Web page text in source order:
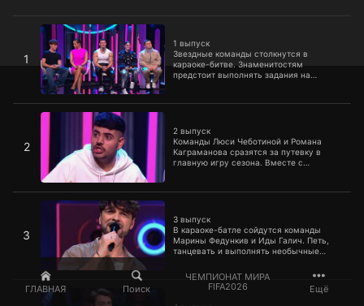
ГЛАВНАЯ Поиск
ЧЕМПИОНАТ МИРА
FIFA2026
Ещё
1
1 выпуск
Звездные команды столкнутся в
караоке-битве. Знаменитостям
предстоит выполнять задания на
музыкальную схватку будет Гарик
1 выпуск
2
2 выпуск
Команды Люси Чеботиной и Романа
Каграманова сразятся за путевку в
главную игру сезона. Вместе с
Антон Иванов, Toxi$, Socrat, Аня Покров,
Минин.
2 выпуск
3
3 выпуск
В караоке-батле сойдутся команды
Марины Федункив и Иды Галич. Петь,
танцевать и выполнять необычные
Хабиб, Екатерина Моргунова, Дмитрий
Сорокин, Антон Лаврентьев, Вячеслав
Макаров, Женя Искандарова и Сергей
Гореликов.
3 выпуск
4 выпуск